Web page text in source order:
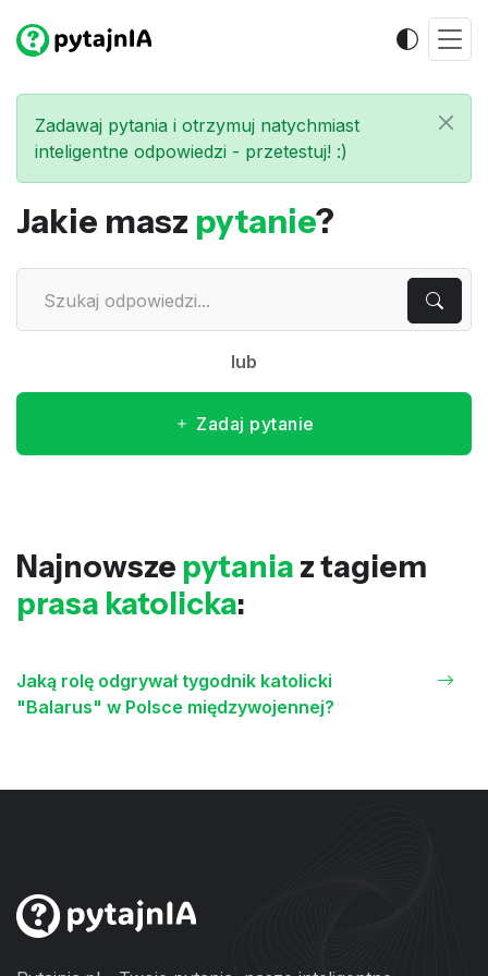
Zadawaj pytania i otrzymuj natychmiast
inteligentne odpowiedzi - przetestuj! :)
Jakie masz pytanie?
lub
Zadaj pytanie
Najnowsze pytania z tagiem
prasa katolicka:
Jaką rolę odgrywał tygodnik katolicki
"Balarus" w Polsce międzywojennej?